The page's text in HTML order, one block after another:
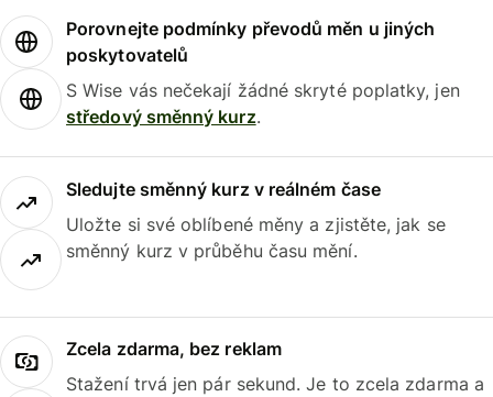
Porovnejte podmínky převodů měn u jiných
poskytovatelů
S Wise vás nečekají žádné skryté poplatky, jen
středový směnný kurz.
Sledujte směnný kurz v reálném čase
Uložte si své oblíbené měny a zjistěte, jak se
směnný kurz v průběhu času mění.
Zcela zdarma, bez reklam
Stažení trvá jen pár sekund. Je to zcela zdarma a